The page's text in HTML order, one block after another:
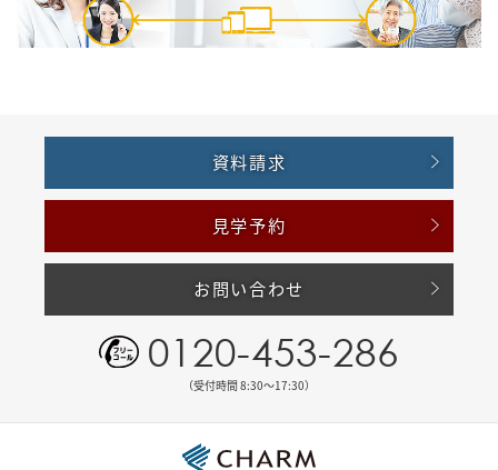
資料請求
見学予約
お問い合わせ
0120-453-286
（受付時間 8:30〜17:30）